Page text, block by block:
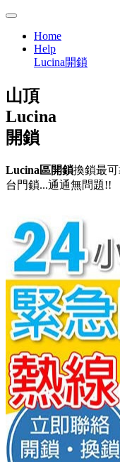
Home
Help
Lucina開鎖
山頂
Lucina
開鎖
Lucina區開鎖換鎖最
台門鎖...通通無問題!!